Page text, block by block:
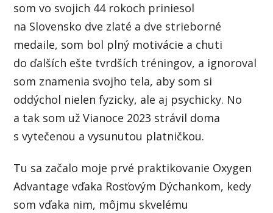
som vo svojich 44 rokoch priniesol
na Slovensko dve zlaté a dve strieborné
medaile, som bol plný motivácie a chuti
do ďalších ešte tvrdších tréningov, a ignoroval
som znamenia svojho tela, aby som si
oddýchol nielen fyzicky, ale aj psychicky. No
a tak som už Vianoce 2023 strávil doma
s vytečenou a vysunutou platničkou.
Tu sa začalo moje prvé praktikovanie Oxygen
Advantage vďaka Rosťovým Dýchankom, kedy
som vďaka nim, môjmu skvelému